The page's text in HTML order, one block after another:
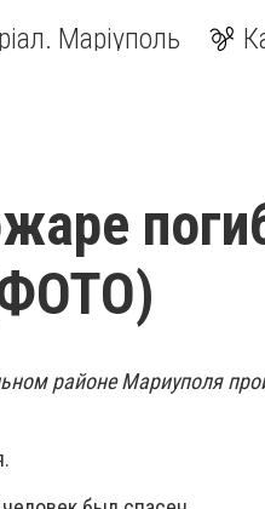
Маріуполь
районе Мариуполя